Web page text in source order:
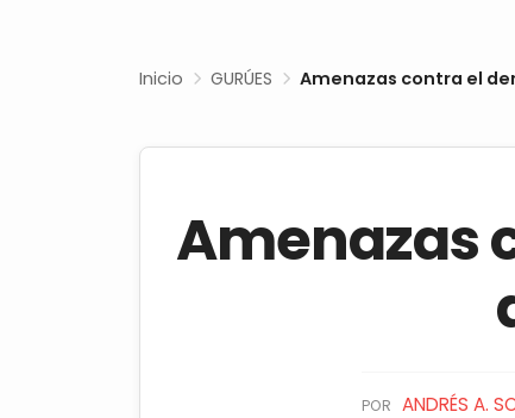
Inicio GURÚES Amenazas contra el
Amenazas
POR ANDRÉS A.